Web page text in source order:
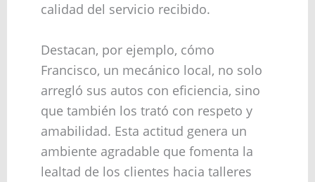
calidad del servicio recibido.
Destacan, por ejemplo, cómo
Francisco, un mecánico local, no solo
arregló sus autos con eficiencia, sino
que también los trató con respeto y
amabilidad. Esta actitud genera un
ambiente agradable que fomenta la
lealtad de los clientes hacia talleres